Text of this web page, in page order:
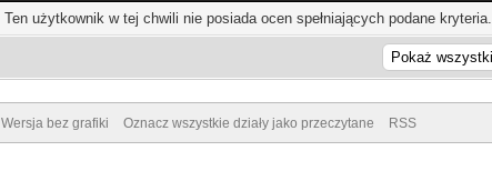
Ten użytkownik w tej chwili nie posiada ocen spełniających podane kryteria.
Wersja bez grafiki Oznacz wszystkie działy jako przeczytane RSS